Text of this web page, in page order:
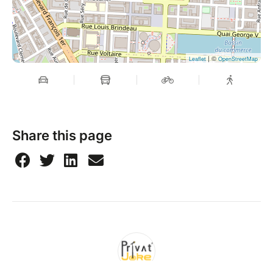
Leaflet| ©OpenStreetMap
Share this page